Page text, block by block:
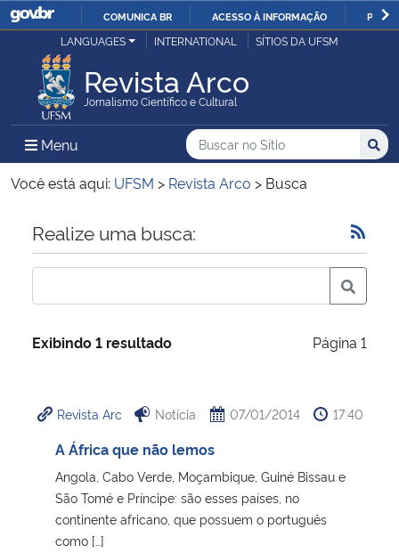
IR
O
COMUNICA BR ACESSO À INFORMAÇÃO
Ministério da Justiça e Segurança Pública
Ministério da Defesa
Ministério das Relações Exteriores
Ministério da Economia
Ministério da Infraestrutura
Ministério da Cidadania
Ministério de Minas e Energia
LANGUAGES INTERNATIONAL SÍTIOS DA UFSM
Revista Arco
Jornalismo Científico e Cultural
Menu Menu Principal do Sítio
Busca
Buscar no no Sítio
Busca:
Você está aqui: UFSM > Revista Arco > Busca
Início do conteúdo
Realize uma busca:
Exibindo 1 resultado Página 1
Revista Arc Notícia 07/01/2014 17:40
A África que não lemos
Angola, Cabo Verde, Moçambique, Guiné Bissau e
São Tomé e Príncipe: são esses países, no
continente africano, que possuem o português
como […]